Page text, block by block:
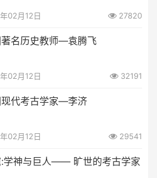
02月12日 27820
著名历史教师—袁腾飞
02月12日 32191
现代考古学家—李济
02月12日 29541
:学神与巨人—— 旷世的考古学家